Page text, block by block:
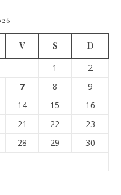
V S
D
1
2
7 8
9
14 15
16
21 22
23
28 29
30